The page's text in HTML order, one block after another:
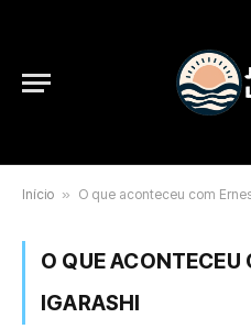
Início » O que aconteceu com
O QUE ACONTECEU
IGARASHI